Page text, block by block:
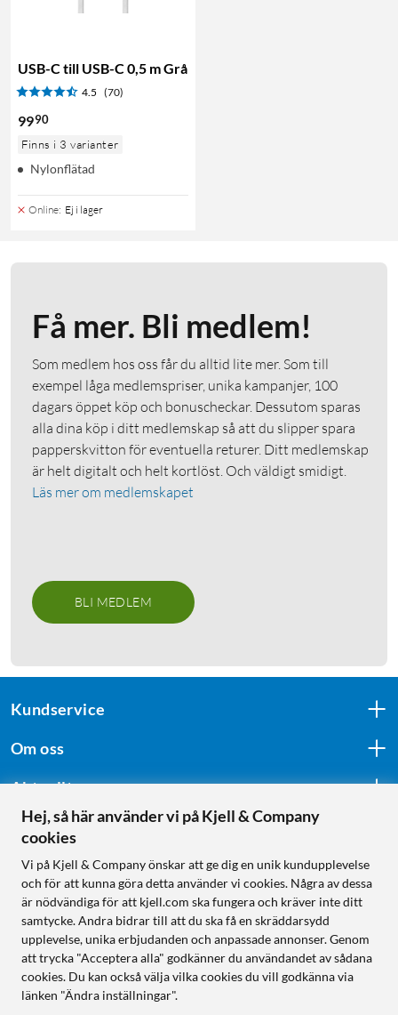
USB-C till USB-C 0,5 m Grå
4.5 (70)
9990
Finns i 3 varianter
Nylonflätad
Online: Ej i lager
Få mer. Bli medlem!
Som medlem hos oss får du alltid lite mer. Som till
exempel låga medlemspriser, unika kampanjer, 100
dagars öppet köp och bonuscheckar. Dessutom sparas
alla dina köp i ditt medlemskap så att du slipper spara
papperskvitton för eventuella returer. Ditt medlemskap
är helt digitalt och helt kortlöst. Och väldigt smidigt.
Läs mer om medlemskapet
BLI MEDLEM
Kundservice
Om oss
Aktuellt
Följ oss
Handla från:
Sverige
Norge
Hej, så här använder vi på Kjell & Company
cookies
Vi på Kjell & Company önskar att ge dig en unik kundupplevelse
och för att kunna göra detta använder vi cookies. Några av dessa
är nödvändiga för att kjell.com ska fungera och kräver inte ditt
samtycke. Andra bidrar till att du ska få en skräddarsydd
upplevelse, unika erbjudanden och anpassade annonser. Genom
att trycka "Acceptera alla" godkänner du användandet av sådana
cookies. Du kan också välja vilka cookies du vill godkänna via
länken "Ändra inställningar".